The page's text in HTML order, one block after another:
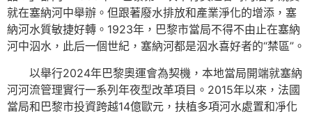
就在塞納河中舉辦。但跟著廢水排放和產業淨化的增添，塞
納河水質敏捷好轉。1923年，巴黎市當局不得不由止在塞納
河中泅水，此后一個世紀，塞納河都是泅水喜好者的“禁區”。
以舉行2024年巴黎奧運會為契機，本地當局開端就塞納
河河流管理實行一系列年夜型改革項目。2015年以來，法國
當局和巴黎市投資跨越14億歐元，扶植多項河水處置和凈化